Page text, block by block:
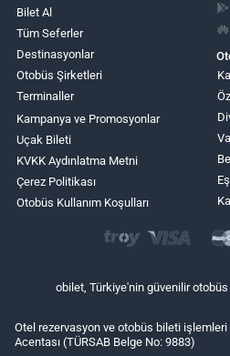
Bilet Al
Tüm Seferler
Destinasyonlar
Otobüs Şirketleri
Terminaller
Kampanya ve Promosyonlar
Uçak Bileti
KVKK Aydınlatma Metni
Çerez Politikası
Otobüs Kullanım Koşulları
obilet, Türkiye'nin güvenilir
Otel rezervasyon ve otobüs bileti
Acentası (TÜRSAB Belge No: 9883)